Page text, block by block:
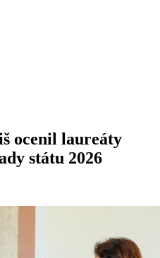
ocenil laureáty
státu 2026